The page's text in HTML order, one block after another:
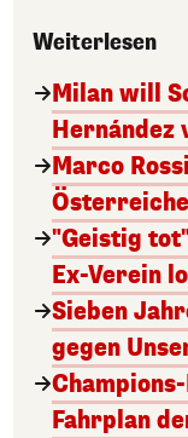
Weiterlesen
Milan will
Hernández
Marco
"Geistig
Ex-Verein
Sieben
gegen
Fahrplan